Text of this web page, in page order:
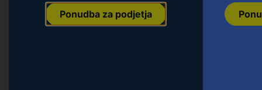
Ponudba za podjetja
4042146357477 Koda proizvajalca:9173990 Št. izdelka: